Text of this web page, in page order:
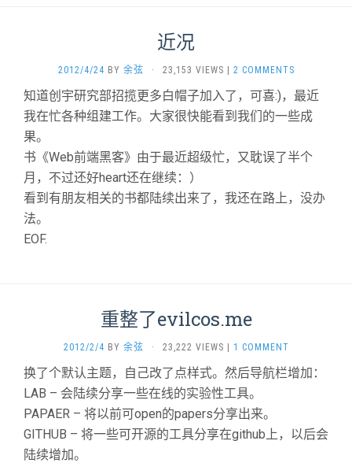
近况
2012/4/24 BY 余弦 · 23,153 VIEWS 2 COMMENTS
知道创宇研究部招揽更多白帽子加入了，可喜:)，最近
我在忙各种组建工作。大家很快能看到我们的一些成
果。
书《Web前端黑客》由于最近超级忙，又耽误了半个
月，不过还好heart还在继续：）
看到有朋友相关的书都陆续出来了，我还在路上，没办
法。
EOF.
重整了evilcos.me
2012/2/4 BY 余弦 · 23,222 VIEWS 1 COMMENT
换了个默认主题，自己改了点样式。然后导航栏增加：
LAB – 会陆续分享一些在线的实验性工具。
PAPAER – 将以前可open的papers分享出来。
GITHUB – 将一些可开源的工具分享在github上，以后会
陆续增加。